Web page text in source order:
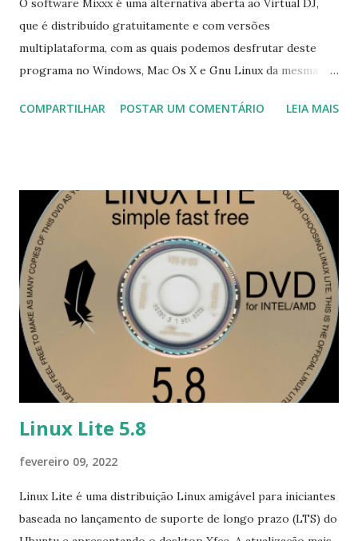
que é distribuído gratuitamente e com versões
multiplataforma, com as quais podemos desfrutar deste
programa no Windows, Mac Os X e Gnu Linux da mesma
alterações e para saber todas elas clique aqui . Para instalar
COMPARTILHAR POSTAR UM COMENTÁRIO LEIA MAIS
Linux Lite 5.8
fevereiro 09, 2022
Linux Lite é uma distribuição Linux amigável para iniciantes
baseada no lançamento de suporte de longo prazo (LTS) do